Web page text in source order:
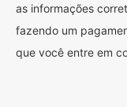
as informações
fazendo um
que você entre em